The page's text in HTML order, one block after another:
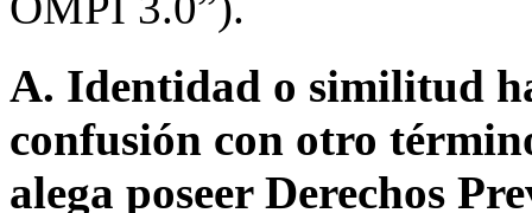
A. Identidad o similitud
confusión con otro
alega poseer Derechos